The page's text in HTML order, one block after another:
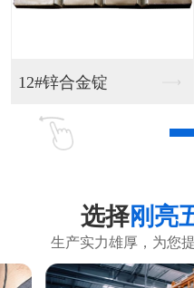
铝合金销售
选择刚亮
生产实力雄厚，为您